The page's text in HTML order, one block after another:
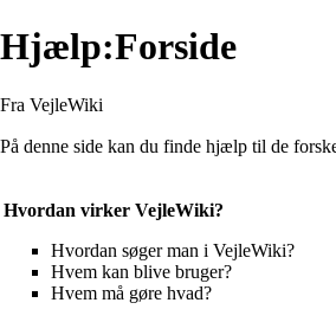
Hjælp:Forside
Fra VejleWiki
På denne side kan du finde hjælp til de
Hvordan virker VejleWiki?
Hvordan søger man i VejleWiki?
Hvem kan blive bruger?
Hvem må gøre hvad?